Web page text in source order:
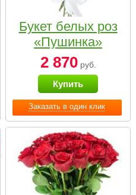
Заказать в один клик
Букет белых роз
«Пушинка»
2 870руб.
Купить